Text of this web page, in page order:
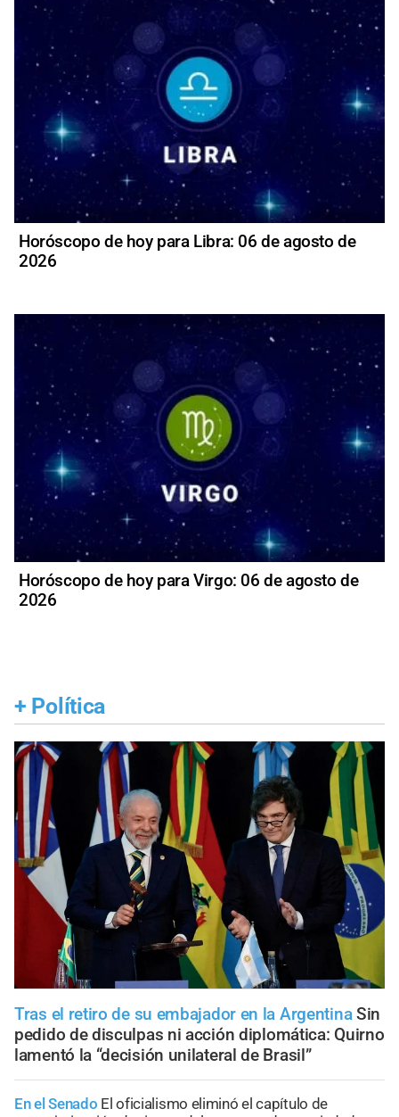
Horóscopo de hoy para Libra: 06 de agosto de
2026
Horóscopo de hoy para Virgo: 06 de agosto de
2026
+ Política
Tras el retiro de su embajador en la Argentina Sin
pedido de disculpas ni acción diplomática: Quirno
lamentó la “decisión unilateral de Brasil”
En el Senado El oficialismo eliminó el capítulo de